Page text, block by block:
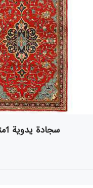
سجادة يدوية 1متری